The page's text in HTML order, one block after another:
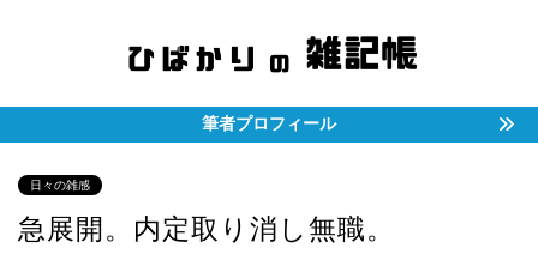
筆者プロフィール
日々の雑感
急展開。内定取り消し無職。